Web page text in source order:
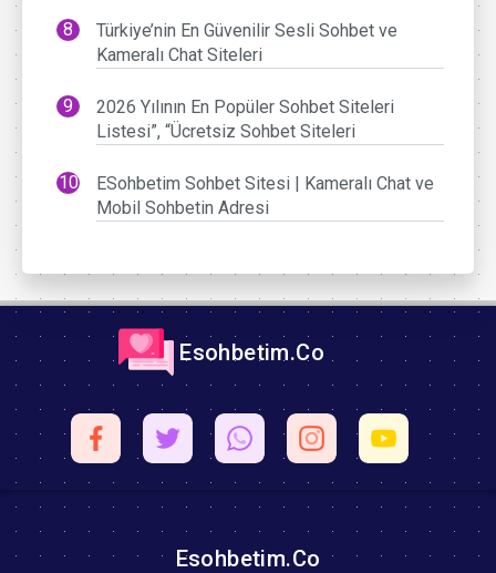
Türkiye’nin En Güvenilir Sesli Sohbet ve
Kameralı Chat Siteleri
2026 Yılının En Popüler Sohbet Siteleri
Listesi”, “Ücretsiz Sohbet Siteleri
ESohbetim Sohbet Sitesi | Kameralı Chat ve
Mobil Sohbetin Adresi
Esohbetim.Co
Esohbetim.Co